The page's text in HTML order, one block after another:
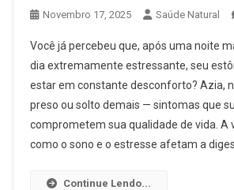
Novembro 17, 2025 Saúde Natural
Você já percebeu que, após uma noite
dia extremamente estressante, seu
estar em constante desconforto? Azia,
preso ou solto demais — sintomas que
comprometem sua qualidade de vida. A
como o sono e o estresse afetam a
Continue Lendo...